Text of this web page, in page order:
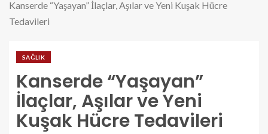
Kanserde “Yaşayan” İlaçlar, Aşılar ve Yeni Kuşak Hücre
Tedavileri
SAĞLIK
Kanserde “Yaşayan”
İlaçlar, Aşılar ve Yeni
Kuşak Hücre Tedavileri